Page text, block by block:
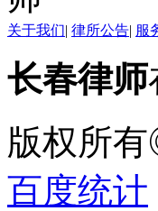
关于我们| 律所公告| 服
长春律师
版权所
百度统计